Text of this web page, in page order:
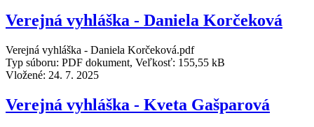
Verejná vyhláška - Daniela Korčeková
Verejná vyhláška - Daniela Korčeková.pdf
Typ súboru: PDF dokument, Veľkosť: 155,55 kB
Vložené: 24. 7. 2025
Verejná vyhláška - Kveta Gašparová